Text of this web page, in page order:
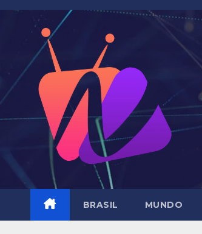
Skip
BRASIL MUNDO